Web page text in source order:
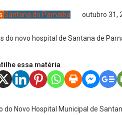
Santana do Parnaíba outubro 31,
essa matéria
do Novo Hospital Municipal de